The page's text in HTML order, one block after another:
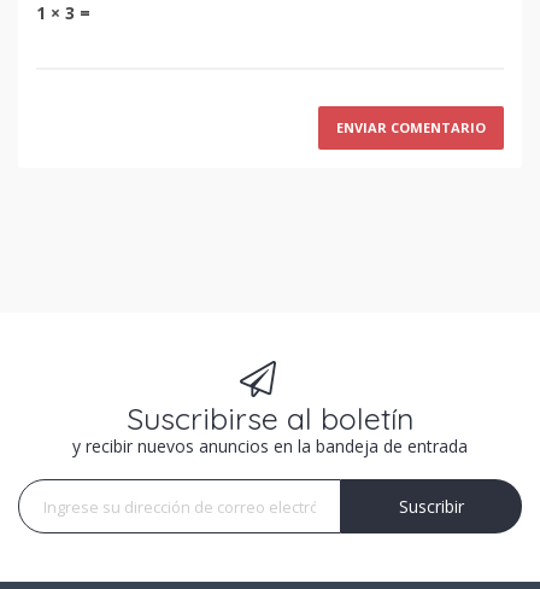
1 × 3 =
Suscribirse al boletín
y recibir nuevos anuncios en la bandeja de entrada
Suscribir